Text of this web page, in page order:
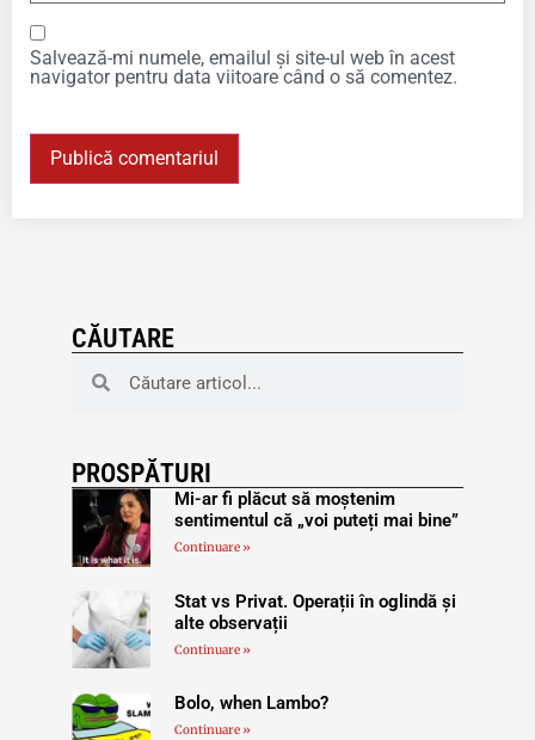
Salvează-mi numele, emailul și site-ul web în acest
navigator pentru data viitoare când o să comentez.
CĂUTARE
PROSPĂTURI
Mi-ar fi plăcut să moștenim
sentimentul că „voi puteți mai bine”
Continuare »
Stat vs Privat. Operații în oglindă și
alte observații
Continuare »
Bolo, when Lambo?
Continuare »